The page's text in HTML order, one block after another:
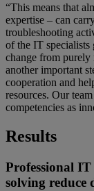
“This means that
expertise – can
troubleshooting
of the IT specialists
change from purely
another important
cooperation and
resources. Our
competencies as
Results
Professional
solving reduce